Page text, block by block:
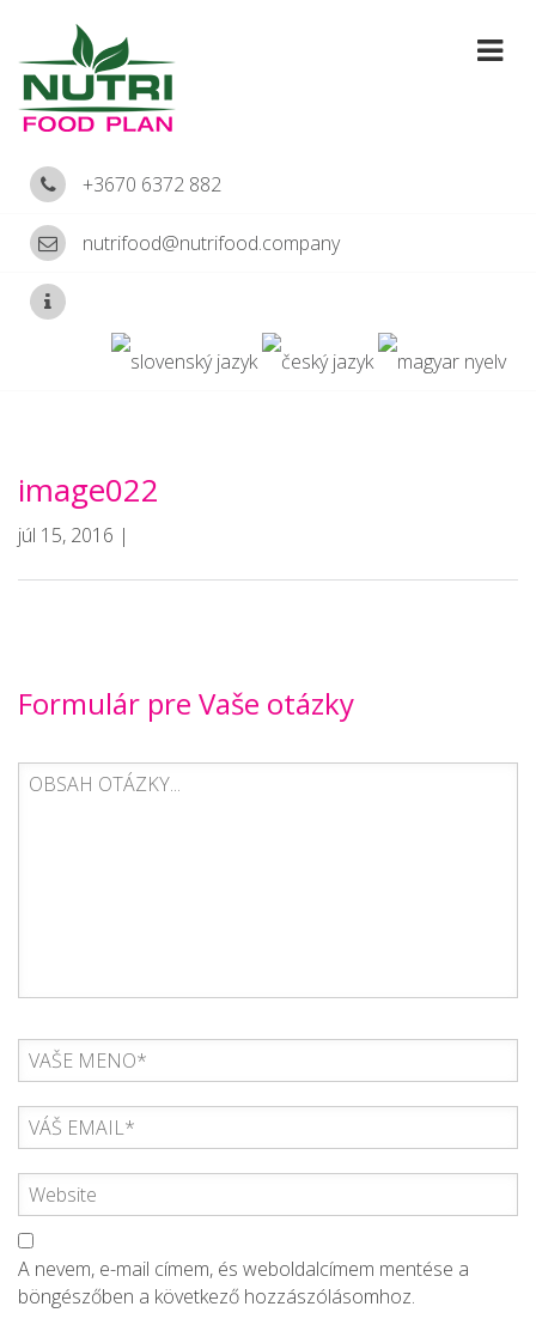
+3670 6372 882
nutrifood@nutrifood.company
image022
júl 15, 2016 |
Formulár pre Vaše otázky
A nevem, e-mail címem, és weboldalcímem mentése a
böngészőben a következő hozzászólásomhoz.